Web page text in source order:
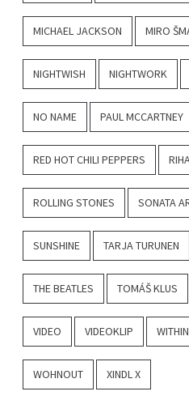
MICHAEL JACKSON MIRO
NIGHTWISH NIGHTWORK
NO NAME PAUL MCCARTNEY
RED HOT CHILI PEPPERS
ROLLING STONES SONATA
SUNSHINE TARJA TURUNEN
THE BEATLES TOMÁŠ KLUS
VIDEO VIDEOKLIP
WOHNOUT XINDL X